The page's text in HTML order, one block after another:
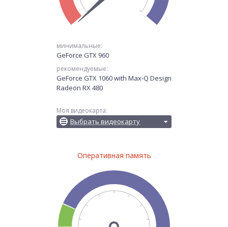
минимальные:
GeForce GTX 960
рекомендуемые:
GeForce GTX 1060 with Max-Q Design
Radeon RX 480
Моя видеокарта:
Выбрать видеокарту
Оперативная память